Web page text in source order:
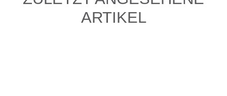
ARTIKEL